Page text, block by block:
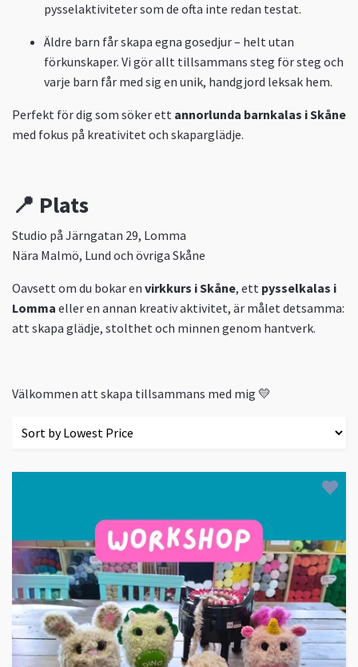
pysselaktiviteter som de ofta inte redan testat.
Äldre barn får skapa egna gosedjur – helt utan
förkunskaper. Vi gör allt tillsammans steg för steg och
varje barn får med sig en unik, handgjord leksak hem.
Perfekt för dig som söker ett annorlunda barnkalas i Skåne
med fokus på kreativitet och skaparglädje.
📍 Plats
Studio på Järngatan 29, Lomma
Nära Malmö, Lund och övriga Skåne
Oavsett om du bokar en virkkurs i Skåne, ett pysselkalas i
Lomma eller en annan kreativ aktivitet, är målet detsamma:
att skapa glädje, stolthet och minnen genom hantverk.
Välkommen att skapa tillsammans med mig 💛